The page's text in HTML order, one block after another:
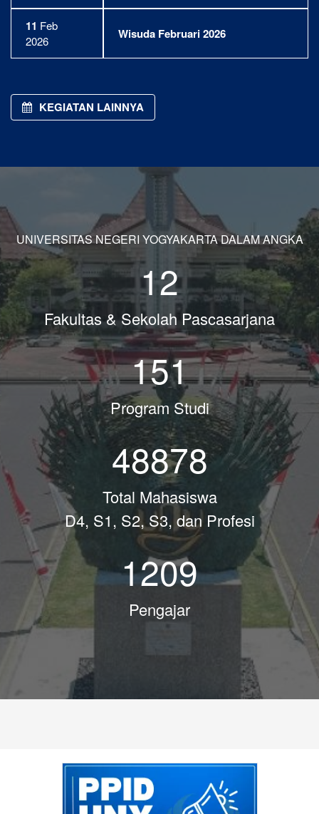
11 Feb
2026
Wisuda Februari 2026
KEGIATAN LAINNYA
UNIVERSITAS NEGERI YOGYAKARTA DALAM ANGKA
12
Fakultas & Sekolah Pascasarjana
151
Program Studi
48878
Total Mahasiswa
D4, S1, S2, S3, dan Profesi
1209
Pengajar